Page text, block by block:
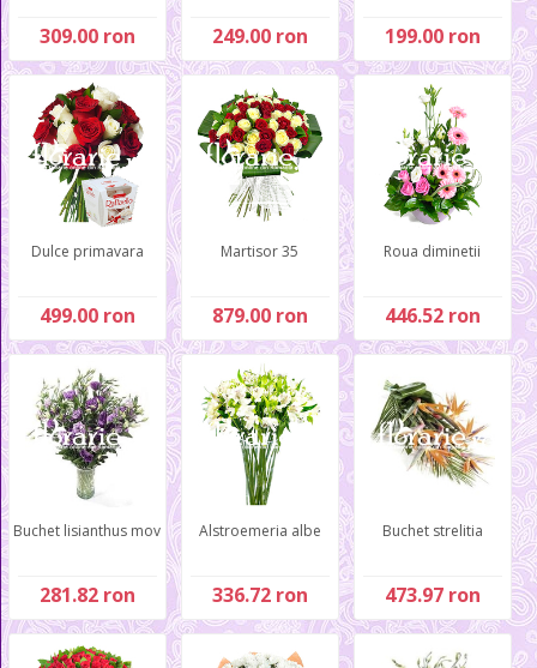
309.00 ron 249.00 ron 199.00 ron
Dulce primavara
499.00 ron
Martisor 35
879.00 ron
Roua diminetii
446.52 ron
Buchet lisianthus mov
281.82 ron
Alstroemeria albe
336.72 ron
Buchet strelitia
473.97 ron